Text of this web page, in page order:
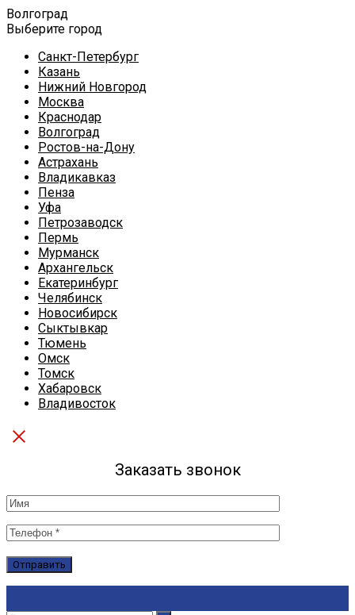
Волгоград
Выберите город
Санкт-Петербург
Казань
Нижний Новгород
Москва
Краснодар
Волгоград
Ростов-на-Дону
Астрахань
Владикавказ
Пенза
Уфа
Петрозаводск
Пермь
Мурманск
Архангельск
Екатеринбург
Челябинск
Новосибирск
Сыктывкар
Тюмень
Омск
Томск
Хабаровск
Владивосток
Заказать звонок